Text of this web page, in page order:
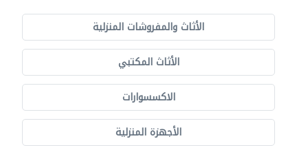
الأثاث والمفروشات المنزلية
الأثاث المكتبي
الاكسسوارات
الأجهزة المنزلية